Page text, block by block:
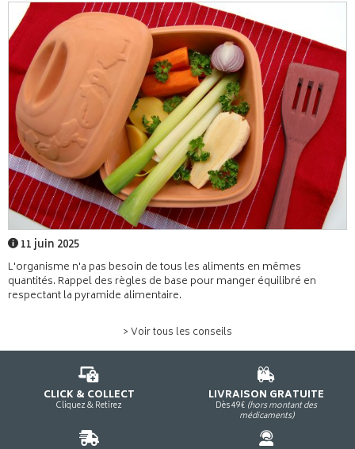
11 juin 2025
L'organisme n'a pas besoin de tous les aliments en mêmes
quantités. Rappel des règles de base pour manger équilibré en
respectant la pyramide alimentaire.
> Voir tous les conseils
CLICK & COLLECT
Cliquez & Retirez
LIVRAISON GRATUITE
Dès 49€ (hors montant des
médicaments)